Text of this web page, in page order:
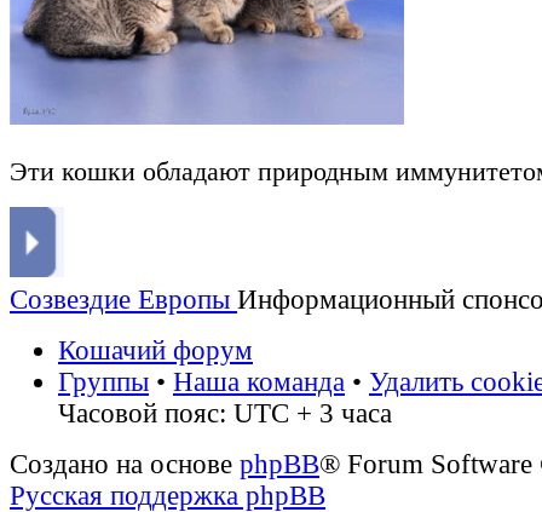
Эти кошки обладают природным
Созвездие Европы Информационный
Кошачий форум
Группы • Наша команда • Удалить
Часовой пояс: UTC + 3 часа
Создано на основе phpBB® Forum
Русская поддержка phpBB